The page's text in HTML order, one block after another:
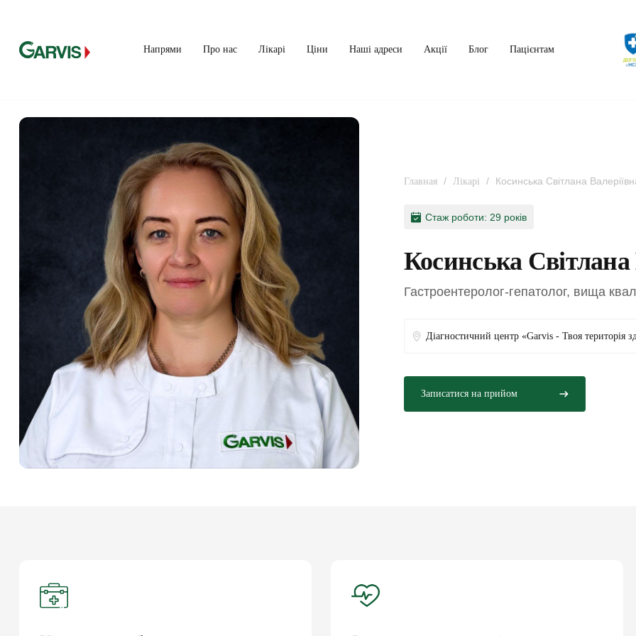
Напрями Про нас Лікарі Ціни Наші адреси Акції Блог Пацієнтам
Главная / Лікарі / Косинська Світлана
Стаж роботи: 29 років
Косинська Світлана
Гастроентеролог-гепатолог, вища
Діагностичний центр «Garvis - Твоя територія
Записатися на прийом